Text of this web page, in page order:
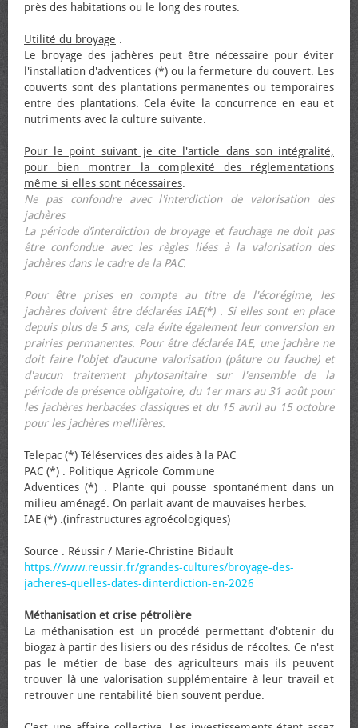
près des habitations ou le long des routes.
Utilité du broyage :
Le broyage des jachères peut être nécessaire pour éviter
l'installation d'adventices (*) ou la fermeture du couvert. Les
couverts sont des plantations permanentes ou temporaires
entre des plantations. Cela évite la concurrence en eau et
nutriments avec la culture suivante.
Pour le point suivant je cite l'article dans son intégralité,
pour bien montrer la complexité des réglementations
même si elles sont nécessaires.
Ne pas confondre avec l'interdiction de valorisation des
jachères
La période d’interdiction de broyage et fauchage ne doit pas
être confondue avec les règles liées à la valorisation des
jachères dans le cadre de la PAC.
Pour être prises en compte au titre de l'écorégime, les
jachères doivent être déclarées IAE(*) . Si elles sont en place
depuis plus de 5 ans, cela évite également leur conversion en
prairies permanentes. Pour être déclarée IAE, une jachère ne
doit faire l'objet d’aucune valorisation (pâture ou fauche) et
d'aucun traitement phytosanitaire sur l'ensemble de la
période de présence obligatoire, du 1er mars au 31 août pour
les jachères herbacées classiques et du 15 avril au 15 octobre
pour les jachères mellifères.
Telepac (*) Téléservices des aides à la PAC
PAC (*) : Politique Agricole Commune
Adventices (*) : Plante qui pousse spontanément dans un
milieu aménagé. On parlait avant de mauvaises herbes.
IAE (*) :(infrastructures agroécologiques)
Source : Réussir / Marie-Christine Bidault
https://www.reussir.fr/grandes-cultures/broyage-des-
jacheres-quelles-dates-dinterdiction-en-2026
Méthanisation et crise pétrolière
La méthanisation est un procédé permettant d'obtenir du
biogaz à partir des lisiers ou des résidus de récoltes. Ce n'est
pas le métier de base des agriculteurs mais ils peuvent
trouver là une valorisation supplémentaire à leur travail et
retrouver une rentabilité bien souvent perdue.